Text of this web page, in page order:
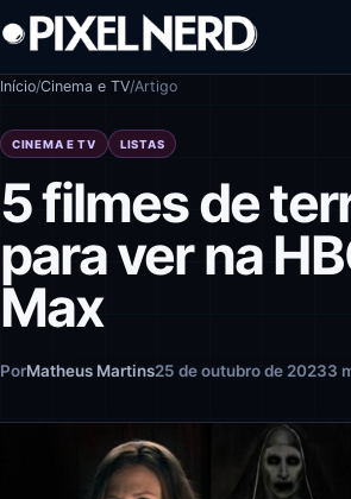
Pular para o conteúdo
Início/Cinema e TV/Artigo
CINEMA E TV LISTAS
5 filmes de
para ver na
Max
PorMatheus Martins25 de outubro de 20233